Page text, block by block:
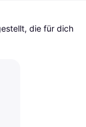
die für dich